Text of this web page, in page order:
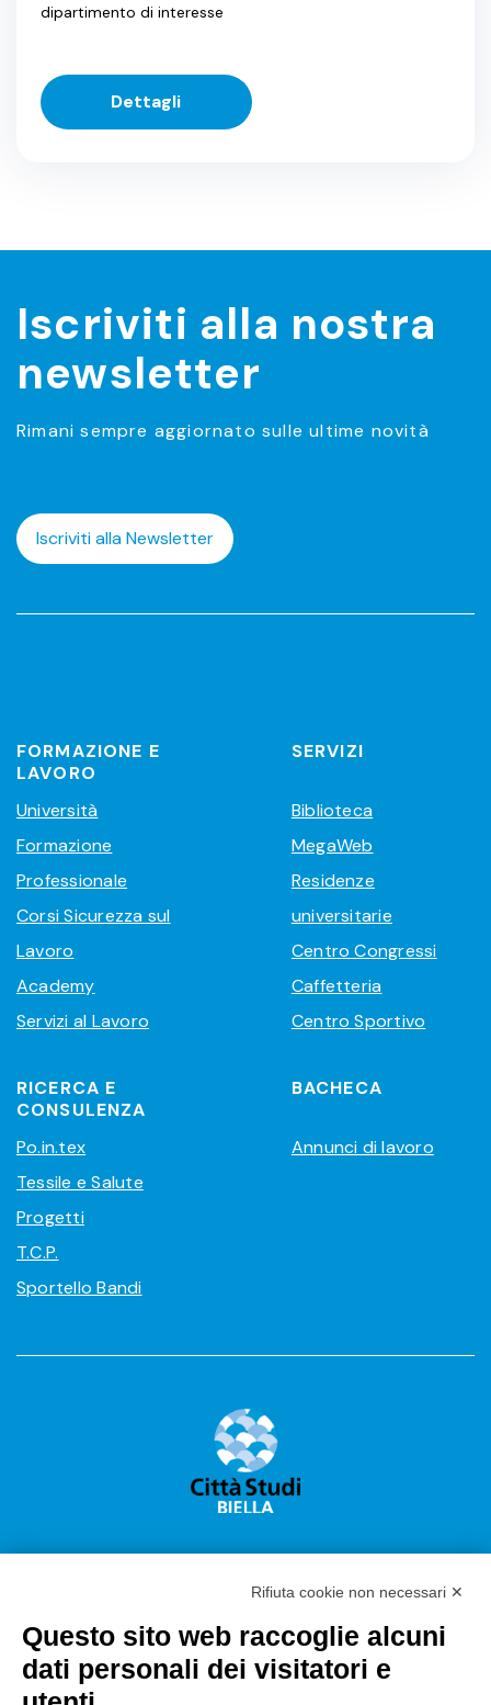
dipartimento di interesse
Dettagli
Iscriviti alla nostra
newsletter
Rimani sempre aggiornato sulle ultime novità
Iscriviti alla Newsletter
FORMAZIONE E
LAVORO
Università
Formazione
Professionale
Corsi Sicurezza sul
Lavoro
Academy
Servizi al Lavoro
SERVIZI
Biblioteca
MegaWeb
Residenze
universitarie
Centro Congressi
Caffetteria
Centro Sportivo
RICERCA E
CONSULENZA
Po.in.tex
Tessile e Salute
Progetti
T.C.P.
Sportello Bandi
BACHECA
Annunci di lavoro
Città Studi S.p.A.
Sede Legale Corso G. Pella, 2 – 13900 Biella Italy –
Rifiuta cookie non necessari ✕
Questo sito web raccoglie alcuni
dati personali dei visitatori e